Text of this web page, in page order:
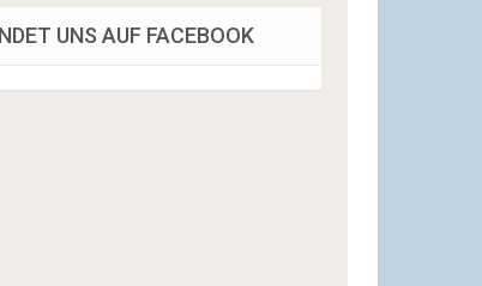
UNS AUF FACEBOOK